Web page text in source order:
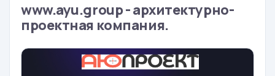
www.ayu.group - архитектурно-
проектная компания.